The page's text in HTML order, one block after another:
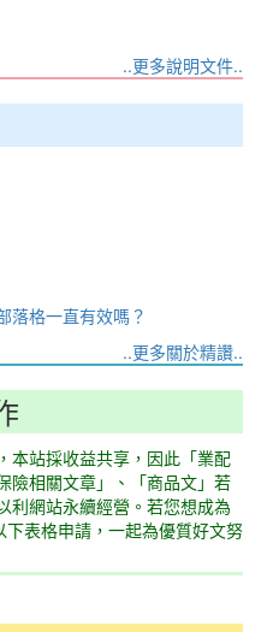
..更多說明文件..
落格一直有效嗎？
..更多關於精讚..
本站採收益共享，因此「業配
險相關文章」、「商品文」若
利網站永續經營。若您想成為
表格申請，一起為優質好文努